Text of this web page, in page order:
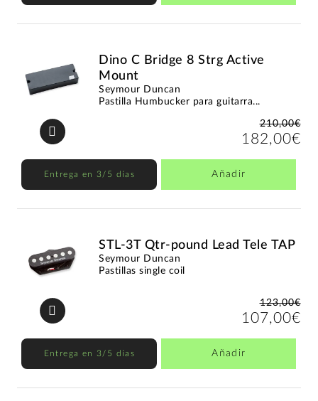
Dino C Bridge 8 Strg Active
Mount
Seymour Duncan
Pastilla Humbucker para guitarra...
210,00€
182,00€
Entrega en 3/5 días Añadir
STL-3T Qtr-pound Lead Tele TAP
Seymour Duncan
Pastillas single coil
123,00€
107,00€
Entrega en 3/5 días Añadir